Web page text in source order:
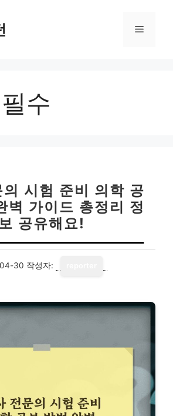
메
수
시험 준비 의학 공
벽 가이드 총정리 정
공유해요!
30 작성자: